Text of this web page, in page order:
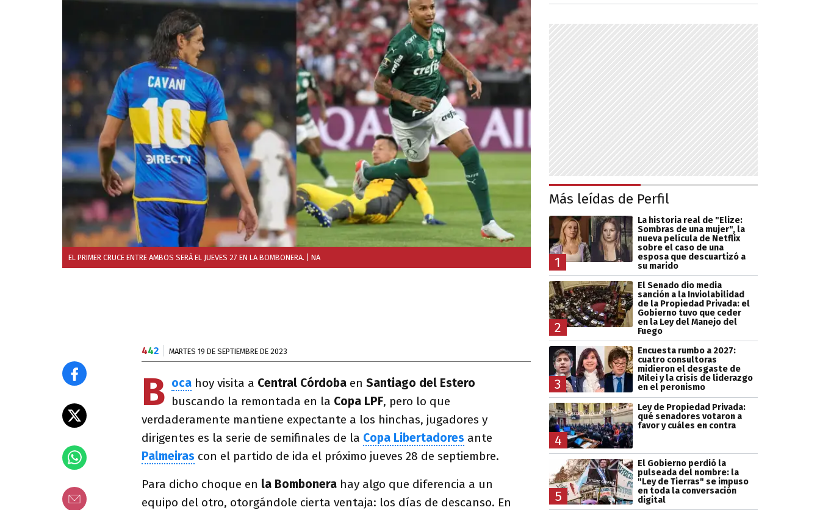
EL PRIMER CRUCE ENTRE AMBOS SERÁ EL JUEVES 27 EN LA BOMBONERA. | NA
442 MARTES 19 DE SEPTIEMBRE DE 2023
B oca hoy visita a Central Córdoba en Santiago del Estero
buscando la remontada en la Copa LPF, pero lo que
verdaderamente mantiene expectante a los hinchas, jugadores y
dirigentes es la serie de semifinales de la Copa Libertadores ante
Palmeiras con el partido de ida el próximo jueves 28 de septiembre.
Para dicho choque en la Bombonera hay algo que diferencia a un
equipo del otro, otorgándole cierta ventaja: los días de descanso. En
Más leídas de Perfil
1
La historia real de "Elize:
Sombras de una mujer", la
nueva película de Netflix
sobre el caso de una
esposa que descuartizó a
su marido
2
El Senado dio media
sanción a la Inviolabilidad
de la Propiedad Privada: el
Gobierno tuvo que ceder
en la Ley del Manejo del
Fuego
3
Encuesta rumbo a 2027:
cuatro consultoras
midieron el desgaste de
Milei y la crisis de liderazgo
en el peronismo
4
Ley de Propiedad Privada:
qué senadores votaron a
favor y cuáles en contra
5
El Gobierno perdió la
pulseada del nombre: la
"Ley de Tierras" se impuso
en toda la conversación
digital